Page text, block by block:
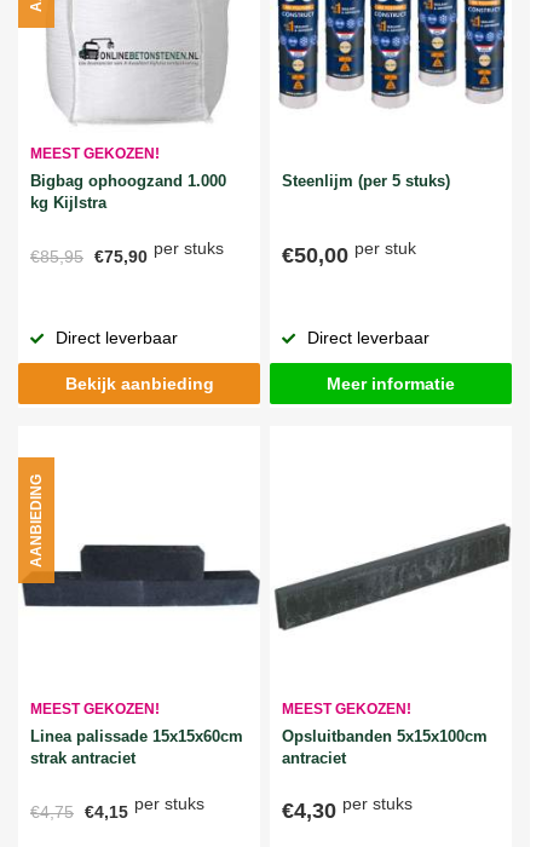
MEEST GEKOZEN!
Bigbag ophoogzand 1.000
kg Kijlstra
€85,95 €75,90 per stuks
Direct leverbaar
Bekijk aanbieding
Steenlijm (per 5 stuks)
€50,00 per stuk
Direct leverbaar
Meer informatie
MEEST GEKOZEN!
Linea palissade 15x15x60cm
strak antraciet
€4,75 €4,15 per stuks
AANBIEDING
MEEST GEKOZEN!
Opsluitbanden 5x15x100cm
antraciet
€4,30 per stuks